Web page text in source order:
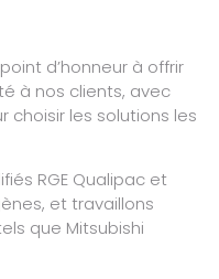
d’honneur à offrir
à nos clients, avec
choisir les solutions les
RGE Qualipac et
et travaillons
que Mitsubishi